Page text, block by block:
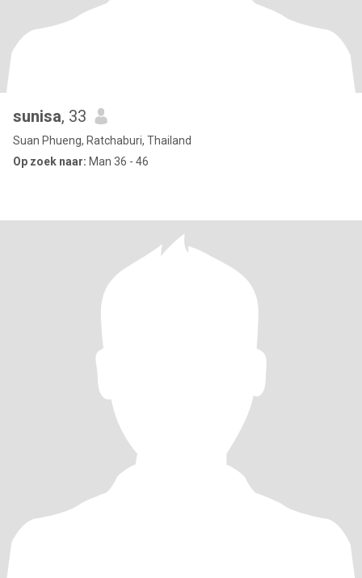
sunisa, 33
Suan Phueng, Ratchaburi, Thailand
Op zoek naar: Man 36 - 46